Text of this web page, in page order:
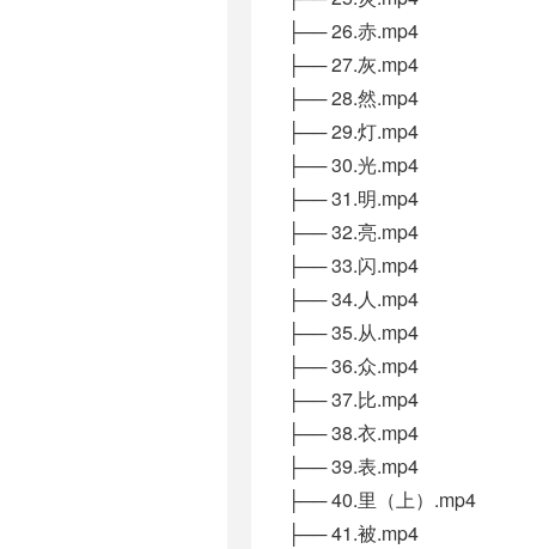
├── 26.赤.mp4
├── 27.灰.mp4
├── 28.然.mp4
├── 29.灯.mp4
├── 30.光.mp4
├── 31.明.mp4
├── 32.亮.mp4
├── 33.闪.mp4
├── 34.人.mp4
├── 35.从.mp4
├── 36.众.mp4
├── 37.比.mp4
├── 38.衣.mp4
├── 39.表.mp4
├── 40.里（上）.mp4
├── 41.被.mp4